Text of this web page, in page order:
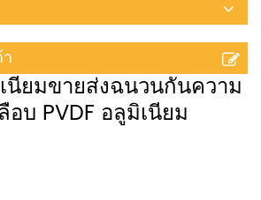
นียมขายส่งฉนวนกันความ
อบ PVDF อลูมิเนียม